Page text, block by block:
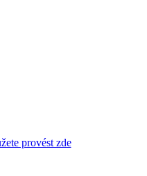
provést zde